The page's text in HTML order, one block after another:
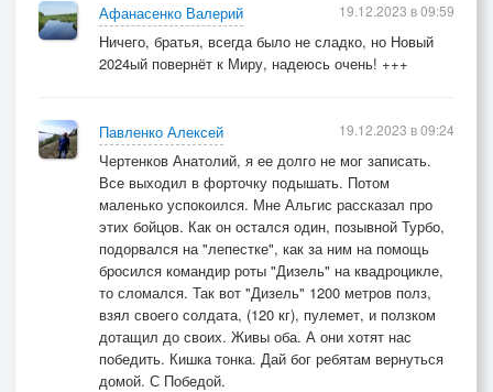
Афанасенко Валерий
Ничего, братья, всегда было не сладко, но Новый
2024ый повернёт к Миру, надеюсь очень! +++
19.12.2023 в 09:59
Павленко Алексей
Чертенков Анатолий, я ее долго не мог записать.
Все выходил в форточку подышать. Потом
маленько успокоился. Мне Альгис рассказал про
этих бойцов. Как он остался один, позывной Турбо,
подорвался на "лепестке", как за ним на помощь
бросился командир роты "Дизель" на квадроцикле,
то сломался. Так вот "Дизель" 1200 метров полз,
взял своего солдата, (120 кг), пулемет, и ползком
дотащил до своих. Живы оба. А они хотят нас
победить. Кишка тонка. Дай бог ребятам вернуться
домой. С Победой.
19.12.2023 в 09:24